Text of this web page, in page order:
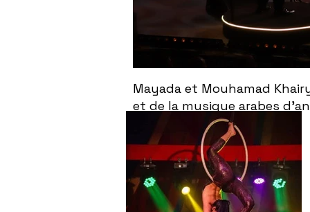
Mayada et Mouhamad
et de la musique arabes